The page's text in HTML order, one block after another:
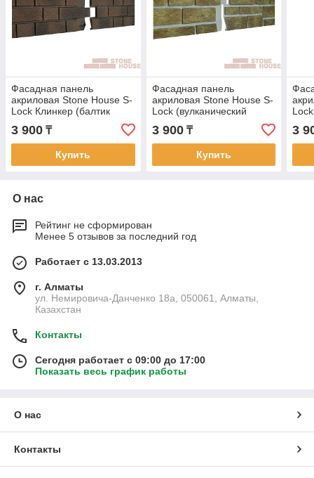
Фасадная панель
акриловая Stone House S-
Lock Клинкер (балтик
3 900 ₸
Купить
Фасадная панель
акриловая Stone House S-
Lock (вулканический
таганай)
3 900₸
Купить
3
О нас
Рейтинг не сформирован
Менее 5 отзывов за последний год
Работает с 13.03.2013
г. Алматы
ул. Немировича-Данченко 18а, 050061, Алматы,
Казахстан
Контакты
Сегодня работает с 09:00 до 17:00
Показать весь график работы
О нас
Контакты